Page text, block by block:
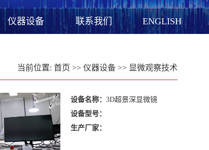
仪器设备 联系我们 ENGLISH
当前位置: 首页 >> 仪器设备 >> 显微观察技术
设备名称： 3D超景深显微镜
设备型号：
生产厂家：